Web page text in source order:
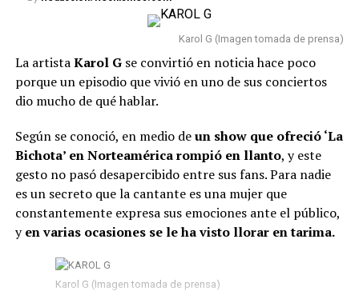
Karol G (Imagen tomada de prensa)
La artistaKarol Gse convirtió en noticia hace poco
porque un episodio que vivió en uno de sus conciertos
dio mucho de qué hablar.
Según se conoció, en medio deun show que ofreció ‘La
Bichota’ en Norteamérica rompió en llanto, y este
gesto no pasó desapercibido entre sus fans. Para nadie
es un secreto que la cantante es una mujer que
constantemente expresa sus emociones ante el público,
yen varias ocasiones se le ha visto llorar en tarima.
Karol G (Imagen tomada de prensa)